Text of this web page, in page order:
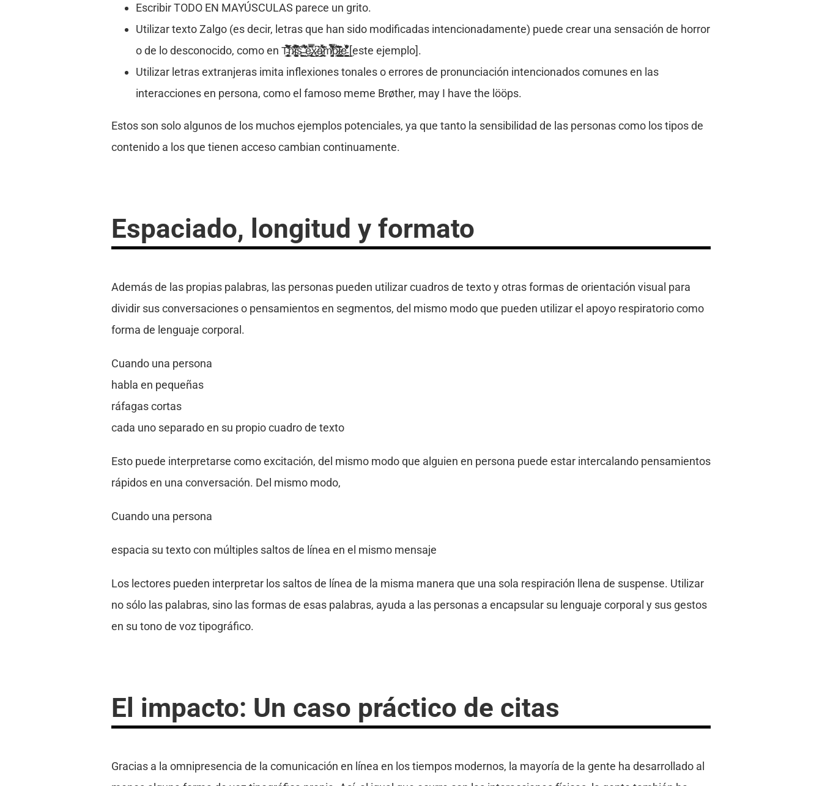
Escribir TODO EN MAYÚSCULAS parece un grito.
Utilizar texto Zalgo (es decir, letras que han sido modificadas intencionadamente) puede crear una sensación de horror
o de lo desconocido, como en T̴̨̙̦̲̻̝̳̘̓̏̓͆͊͆̉͌̅̉̕͝ͅh̷̹̔̽̃͋͝͝į̴̭͓͖͓̱̳̹͍̉͑͛̾̃͆̀̈́̃̌̈́̈́̚s̵͕̮̗̫̞̱͉͖͈̾͜͠ ̵̤̞͌͂̔̍́̈́̈́͗̉̔̋̎̀̊͊e̵̢̨̹̲͎̣̯̮͎̞̱͙͌͆͌̿͜ͅx̷̼͖̞͆͜ͅǎ̷̛̗̯̪̲͍͎̆̃́̽̉͗͋́̍̈́́̃̃m̸̟̼̝͔̳̃͂̿̌͗́͂͆̒̀̕͘͝ṕ̷̧͙̹̲̝͖͉̀͆͊̌̄̾l̷̨̢̘̲̭̣̱̳̹͉͇͖͇̂̆͐ͅe̵̺̱̭͈͇̩̾͌̒̐̇̆͛̀̐͋̓̍̎̎͒͜ [este ejemplo].
Utilizar letras extranjeras imita inflexiones tonales o errores de pronunciación intencionados comunes en las
interacciones en persona, como el famoso meme Brøther, may I have the lööps.
Estos son solo algunos de los muchos ejemplos potenciales, ya que tanto la sensibilidad de las personas como los tipos de
contenido a los que tienen acceso cambian continuamente.
Espaciado, longitud y formato
Además de las propias palabras, las personas pueden utilizar cuadros de texto y otras formas de orientación visual para
dividir sus conversaciones o pensamientos en segmentos, del mismo modo que pueden utilizar el apoyo respiratorio como
forma de lenguaje corporal.
Cuando una persona
habla en pequeñas
ráfagas cortas
cada uno separado en su propio cuadro de texto
Esto puede interpretarse como excitación, del mismo modo que alguien en persona puede estar intercalando pensamientos
rápidos en una conversación. Del mismo modo,
Cuando una persona
espacia su texto con múltiples saltos de línea en el mismo mensaje
Los lectores pueden interpretar los saltos de línea de la misma manera que una sola respiración llena de suspense. Utilizar
no sólo las palabras, sino las formas de esas palabras, ayuda a las personas a encapsular su lenguaje corporal y sus gestos
en su tono de voz tipográfico.
El impacto: Un caso práctico de citas
Gracias a la omnipresencia de la comunicación en línea en los tiempos modernos, la mayoría de la gente ha desarrollado al